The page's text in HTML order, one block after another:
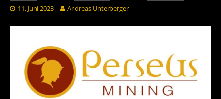
11. Juni 2023 Andreas Unterberger